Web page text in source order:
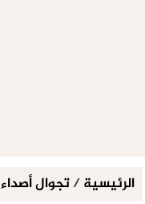
الرئيسية/تجوال أصداء